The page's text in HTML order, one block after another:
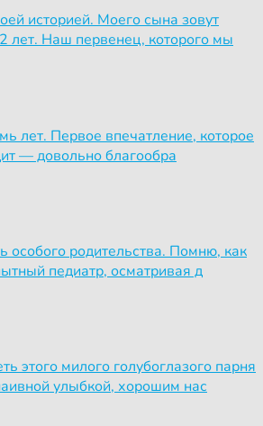
историей. Моего сына зовут
лет. Наш первенец, которого мы
лет. Первое впечатление, которое
— довольно благообра
особого родительства. Помню, как
педиатр, осматривая д
этого милого голубоглазого парня
улыбкой, хорошим нас